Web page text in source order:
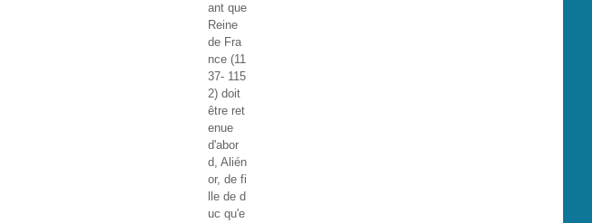
ant que
Reine
de Fra
nce (11
37- 115
2) doit
être ret
enue
d'abor
d, Alién
or, de fi
lle de d
uc qu'e